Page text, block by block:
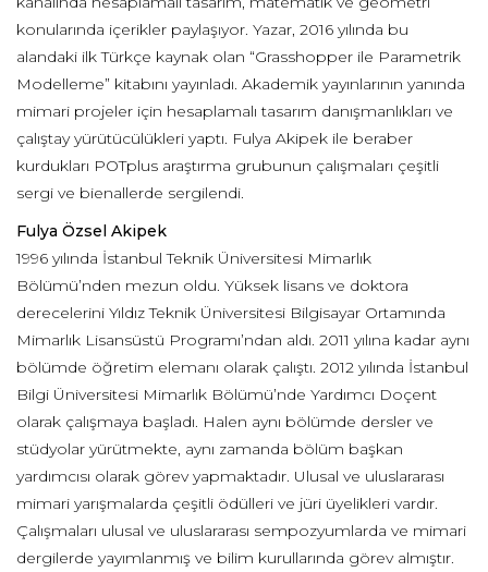
konularında içerikler paylaşıyor. Yazar, 2016 yılında bu
alandaki ilk Türkçe kaynak olan “Grasshopper ile Parametrik
Modelleme” kitabını yayınladı. Akademik yayınlarının yanında
mimari projeler için hesaplamalı tasarım danışmanlıkları ve
çalıştay yürütücülükleri yaptı. Fulya Akipek ile beraber
kurdukları POTplus araştırma grubunun çalışmaları çeşitli
sergi ve bienallerde sergilendi.
Fulya Özsel Akipek
1996 yılında İstanbul Teknik Üniversitesi Mimarlık
Bölümü’nden mezun oldu. Yüksek lisans ve doktora
derecelerini Yıldız Teknik Üniversitesi Bilgisayar Ortamında
Mimarlık Lisansüstü Programı’ndan aldı. 2011 yılına kadar aynı
bölümde öğretim elemanı olarak çalıştı. 2012 yılında İstanbul
Bilgi Üniversitesi Mimarlık Bölümü’nde Yardımcı Doçent
olarak çalışmaya başladı. Halen aynı bölümde dersler ve
stüdyolar yürütmekte, aynı zamanda bölüm başkan
yardımcısı olarak görev yapmaktadır. Ulusal ve uluslararası
mimari yarışmalarda çeşitli ödülleri ve jüri üyelikleri vardır.
Çalışmaları ulusal ve uluslararası sempozyumlarda ve mimari
dergilerde yayımlanmış ve bilim kurullarında görev almıştır.